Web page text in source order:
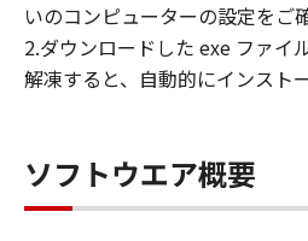
及び販売店のすべての責任
一の救済です。
輸出
ウエア」の全部または一部
に輸出してはなりません。
いのコンピューターの設定をご
2.ダウンロードした exe ファイ
解凍すると、自動的にインスト
ソフトウエア概要